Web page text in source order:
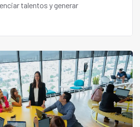
talentos y generar